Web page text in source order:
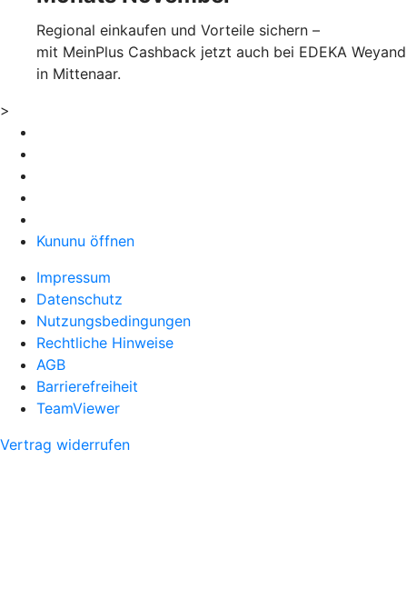
Regional einkaufen und Vorteile sichern –
mit MeinPlus Cashback jetzt auch bei EDEKA Weyand
in Mittenaar.
>
Kununu öffnen
Impressum
Datenschutz
Nutzungsbedingungen
Rechtliche Hinweise
AGB
Barrierefreiheit
TeamViewer
Vertrag widerrufen